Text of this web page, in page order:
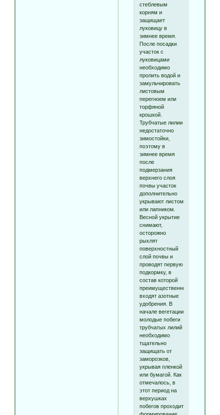
стеблевым
корням и
защищает
луковицу в
зимнее время.
После посадки
участок с
луковицами
необходимо
пролить водой и
замульчировать
листовым
перегноем или
торфяной
крошкой.
Трубчатые лилии
недостаточно
зимостойки,
поэтому в
зимнее время
после
подмерзания
верхнего слоя
почвы участок
дополнительно
укрывают листом
или лапником.
Весной укрытие
снимают,
осторожно
рыхлят
поверхностный
слой почвы и
проводят первую
подкормку, в
состав которой
преимущественно
входят азотные
удобрения. В
начале вегетации
молодые побеги
трубчатых лилий
необходимо
тщательно
защищать от
заморозков,
укрывая пленкой
или бумагой. Как
отмечалось, в
этот период на
верхушках
побегов проходит